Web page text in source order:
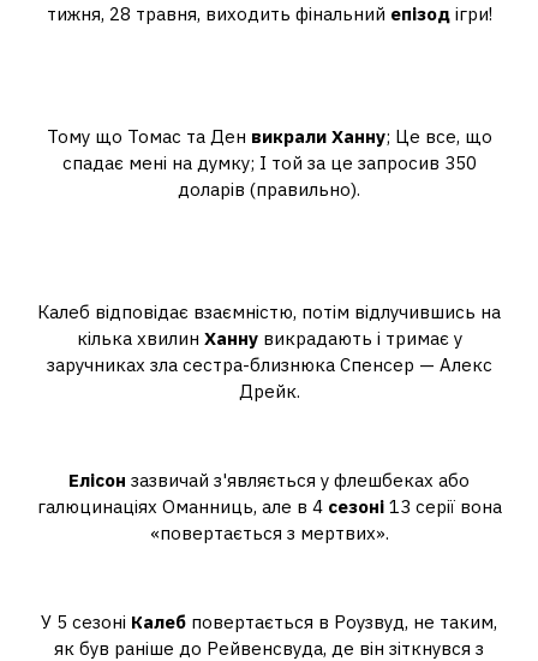
тижня, 28 травня, виходить фінальний епізодігри!
Тому що Томас та Ден викрали Ханну; Це все, що
спадає мені на думку; І той за це запросив 350
доларів (правильно).
Калеб відповідає взаємністю, потім відлучившись на
кілька хвилин Ханнувикрадають і тримає у
заручниках зла сестра-близнюка Спенсер — Алекс
Дрейк.
Елісон зазвичай з'являється у флешбеках або
галюцинаціях Оманниць, але в 4 сезоні13 серії вона
«повертається з мертвих».
У 5 сезоні Калеб повертається в Роузвуд, не таким,
як був раніше до Рейвенсвуда, де він зіткнувся з